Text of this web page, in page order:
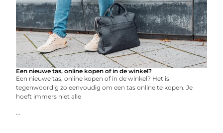
Een nieuwe tas, online kopen of in de winkel?
Een nieuwe tas, online kopen of in de winkel? Het is
tegenwoordig zo eenvoudig om een tas online te kopen. Je
hoeft immers niet alle
...